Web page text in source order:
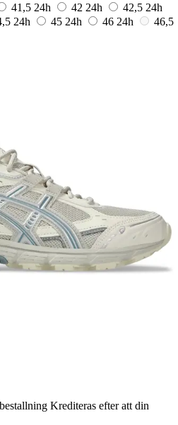
41,5 24h 42 24h 42,5 24h
24h 45 24h 46 24h
46,5
Krediteras efter att din